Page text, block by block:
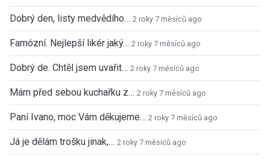
Dobrý den, listy medvědího… 2 roky 7 měsíců ago
Famózní. Nejlepší likér jaký… 2 roky 7 měsíců ago
Dobrý de. Chtěl jsem uvařit… 2 roky 7 měsíců ago
Mám před sebou kuchařku z… 2 roky 7 měsíců ago
Paní Ivano, moc Vám děkujeme… 2 roky 7 měsíců ago
Já je dělám trošku jinak,… 2 roky 7 měsíců ago